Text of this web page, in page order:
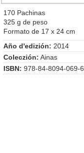
170 Pachinas
325 g de peso
Formato de 17 x 24 cm
Año d'edizión: 2014
Coleczión: Ainas
ISBN: 978-84-8094-069-6